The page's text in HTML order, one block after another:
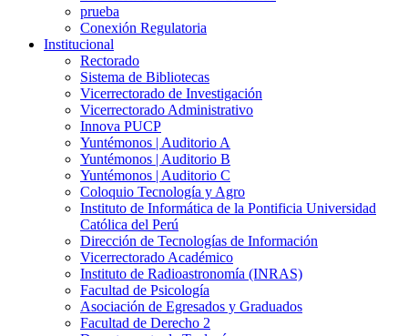
prueba
Conexión Regulatoria
Institucional
Rectorado
Sistema de Bibliotecas
Vicerrectorado de Investigación
Vicerrectorado Administrativo
Innova PUCP
Yuntémonos | Auditorio A
Yuntémonos | Auditorio B
Yuntémonos | Auditorio C
Coloquio Tecnología y Agro
Instituto de Informática de la Pontificia Universidad
Católica del Perú
Dirección de Tecnologías de Información
Vicerrectorado Académico
Instituto de Radioastronomía (INRAS)
Facultad de Psicología
Asociación de Egresados y Graduados
Facultad de Derecho 2